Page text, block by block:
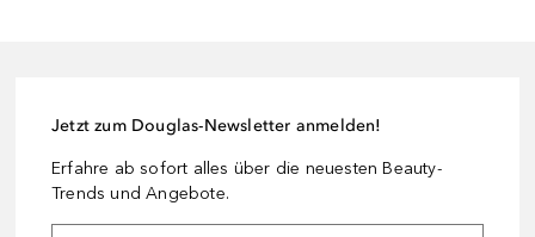
Jetzt zum Douglas-Newsletter anmelden!
Erfahre ab sofort alles über die neuesten Beauty-
Trends und Angebote.